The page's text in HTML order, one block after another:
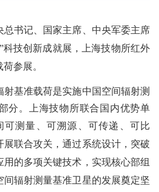
总书记、国家主席、中央军委主席
科技创新成就展，上海技物所红外
参展。
基准载荷是实施中国空间辐射测
分。上海技物所联合国内优势单
可测量、可溯源、可传递、可比
联合攻关，通过系统设计，突破
的多项关键技术，实现核心部组
辐射测量基准卫星的发展奠定坚